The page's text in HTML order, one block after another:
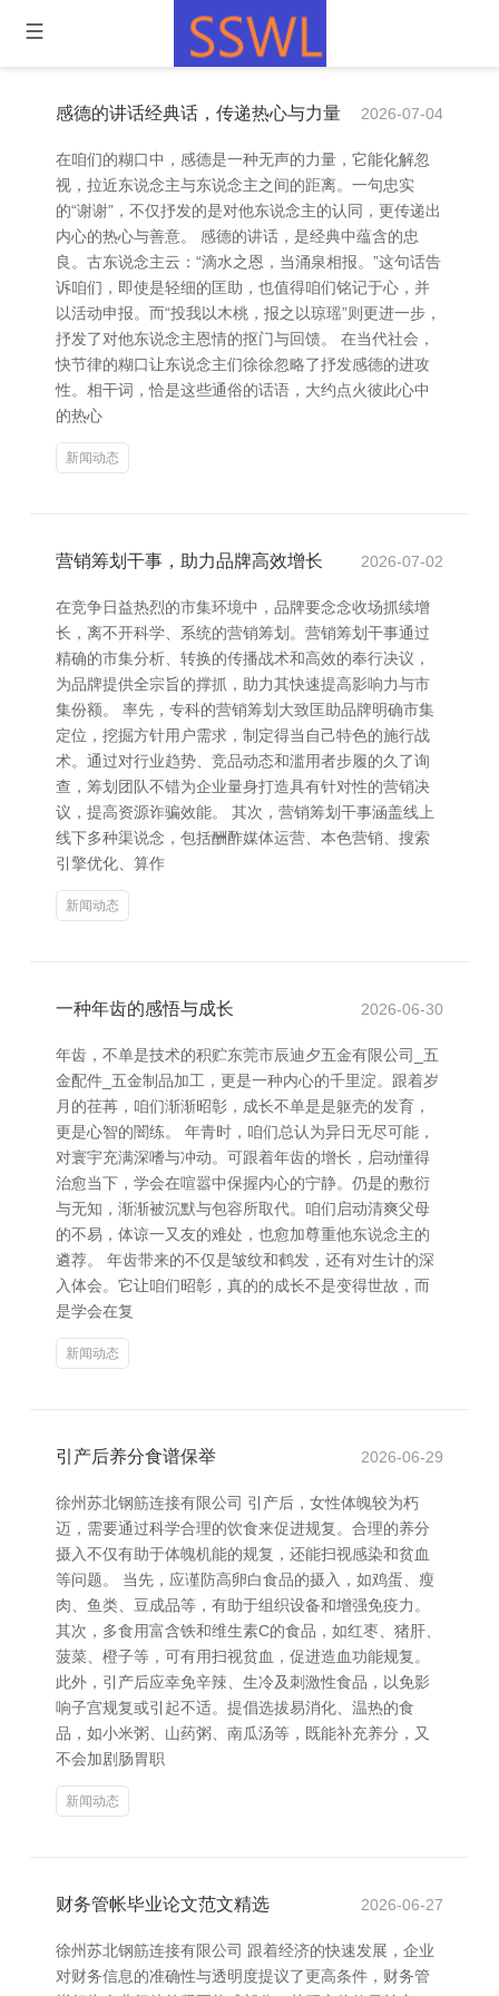
感德的讲话经典话，传递热心与力量 2026-07-04
在咱们的糊口中，感德是一种无声的力量，它能化解忽
视，拉近东说念主与东说念主之间的距离。一句忠实
的“谢谢”，不仅抒发的是对他东说念主的认同，更传递出
内心的热心与善意。 感德的讲话，是经典中蕴含的忠
良。古东说念主云：“滴水之恩，当涌泉相报。”这句话告
诉咱们，即使是轻细的匡助，也值得咱们铭记于心，并
以活动申报。而“投我以木桃，报之以琼瑶”则更进一步，
抒发了对他东说念主恩情的抠门与回馈。 在当代社会，
快节律的糊口让东说念主们徐徐忽略了抒发感德的进攻
性。相干词，恰是这些通俗的话语，大约点火彼此心中
的热心
新闻动态
营销筹划干事，助力品牌高效增长 2026-07-02
在竞争日益热烈的市集环境中，品牌要念念收场抓续增
长，离不开科学、系统的营销筹划。营销筹划干事通过
精确的市集分析、转换的传播战术和高效的奉行决议，
为品牌提供全宗旨的撑抓，助力其快速提高影响力与市
集份额。 率先，专科的营销筹划大致匡助品牌明确市集
定位，挖掘方针用户需求，制定得当自己特色的施行战
术。通过对行业趋势、竞品动态和滥用者步履的久了询
查，筹划团队不错为企业量身打造具有针对性的营销决
议，提高资源诈骗效能。 其次，营销筹划干事涵盖线上
线下多种渠说念，包括酬酢媒体运营、本色营销、搜索
引擎优化、算作
新闻动态
一种年齿的感悟与成长 2026-06-30
年齿，不单是技术的积贮东莞市辰迪夕五金有限公司_五
金配件_五金制品加工，更是一种内心的千里淀。跟着岁
月的荏苒，咱们渐渐昭彰，成长不单是是躯壳的发育，
更是心智的闇练。 年青时，咱们总认为异日无尽可能，
对寰宇充满深嗜与冲动。可跟着年齿的增长，启动懂得
治愈当下，学会在喧嚣中保握内心的宁静。仍是的敷衍
与无知，渐渐被沉默与包容所取代。咱们启动清爽父母
的不易，体谅一又友的难处，也愈加尊重他东说念主的
遴荐。 年齿带来的不仅是皱纹和鹤发，还有对生计的深
入体会。它让咱们昭彰，真的的成长不是变得世故，而
是学会在复
新闻动态
引产后养分食谱保举 2026-06-29
徐州苏北钢筋连接有限公司 引产后，女性体魄较为朽
迈，需要通过科学合理的饮食来促进规复。合理的养分
摄入不仅有助于体魄机能的规复，还能扫视感染和贫血
等问题。 当先，应谨防高卵白食品的摄入，如鸡蛋、瘦
肉、鱼类、豆成品等，有助于组织设备和增强免疫力。
其次，多食用富含铁和维生素C的食品，如红枣、猪肝、
菠菜、橙子等，可有用扫视贫血，促进造血功能规复。
此外，引产后应幸免辛辣、生冷及刺激性食品，以免影
响子宫规复或引起不适。提倡选拔易消化、温热的食
品，如小米粥、山药粥、南瓜汤等，既能补充养分，又
不会加剧肠胃职
新闻动态
财务管帐毕业论文范文精选 2026-06-27
徐州苏北钢筋连接有限公司 跟着经济的快速发展，企业
对财务信息的准确性与透明度提议了更高条件，财务管